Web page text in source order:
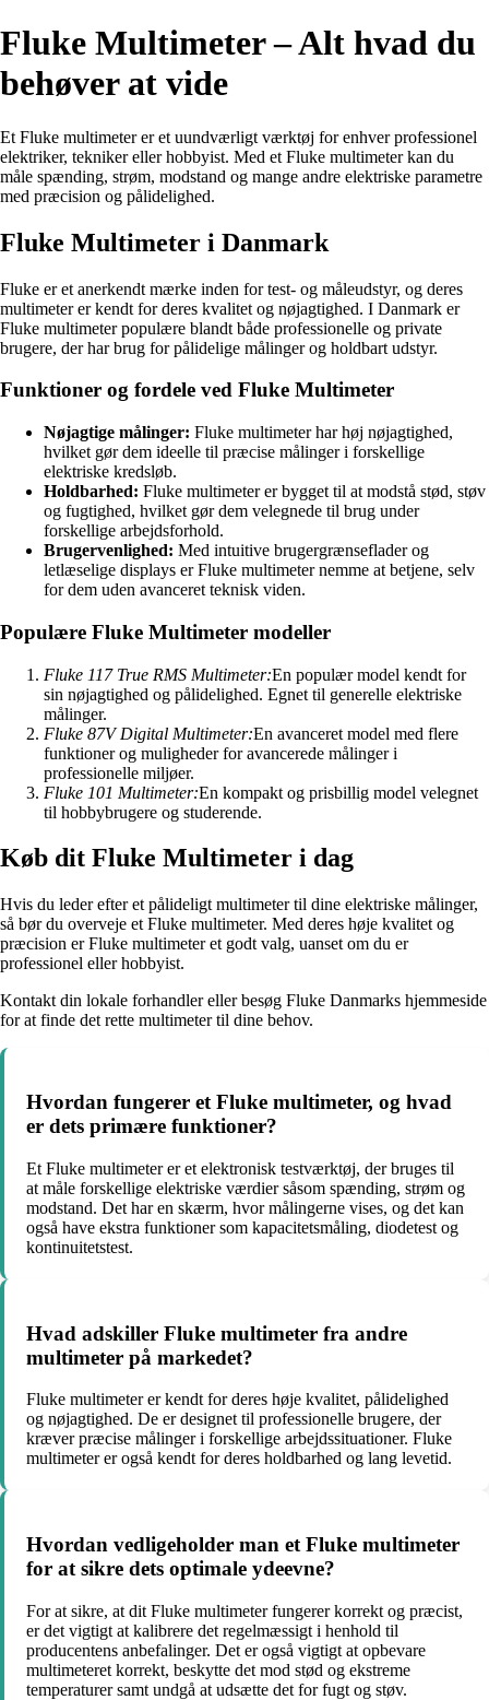
Fluke Multimeter – Alt hvad du
behøver at vide
Et Fluke multimeter er et uundværligt værktøj for enhver professionel
elektriker, tekniker eller hobbyist. Med et Fluke multimeter kan du
måle spænding, strøm, modstand og mange andre elektriske parametre
med præcision og pålidelighed.
Fluke Multimeter i Danmark
Fluke er et anerkendt mærke inden for test- og måleudstyr, og deres
multimeter er kendt for deres kvalitet og nøjagtighed. I Danmark er
Fluke multimeter populære blandt både professionelle og private
brugere, der har brug for pålidelige målinger og holdbart udstyr.
Funktioner og fordele ved Fluke Multimeter
Nøjagtige målinger: Fluke multimeter har høj nøjagtighed,
hvilket gør dem ideelle til præcise målinger i forskellige
elektriske kredsløb.
Holdbarhed: Fluke multimeter er bygget til at modstå stød, støv
og fugtighed, hvilket gør dem velegnede til brug under
forskellige arbejdsforhold.
Brugervenlighed: Med intuitive brugergrænseflader og
letlæselige displays er Fluke multimeter nemme at betjene, selv
for dem uden avanceret teknisk viden.
Populære Fluke Multimeter modeller
Fluke 117 True RMS Multimeter:En populær model kendt for
sin nøjagtighed og pålidelighed. Egnet til generelle elektriske
målinger.
Fluke 87V Digital Multimeter:En avanceret model med flere
funktioner og muligheder for avancerede målinger i
professionelle miljøer.
Fluke 101 Multimeter:En kompakt og prisbillig model velegnet
til hobbybrugere og studerende.
Køb dit Fluke Multimeter i dag
Hvis du leder efter et pålideligt multimeter til dine elektriske målinger,
så bør du overveje et Fluke multimeter. Med deres høje kvalitet og
præcision er Fluke multimeter et godt valg, uanset om du er
professionel eller hobbyist.
Kontakt din lokale forhandler eller besøg Fluke Danmarks hjemmeside
for at finde det rette multimeter til dine behov.
Hvordan fungerer et Fluke multimeter, og hvad
er dets primære funktioner?
Et Fluke multimeter er et elektronisk testværktøj, der bruges til
at måle forskellige elektriske værdier såsom spænding, strøm og
modstand. Det har en skærm, hvor målingerne vises, og det kan
også have ekstra funktioner som kapacitetsmåling, diodetest og
kontinuitetstest.
Hvad adskiller Fluke multimeter fra andre
multimeter på markedet?
Fluke multimeter er kendt for deres høje kvalitet, pålidelighed
og nøjagtighed. De er designet til professionelle brugere, der
kræver præcise målinger i forskellige arbejdssituationer. Fluke
multimeter er også kendt for deres holdbarhed og lang levetid.
Hvordan vedligeholder man et Fluke multimeter
for at sikre dets optimale ydeevne?
For at sikre, at dit Fluke multimeter fungerer korrekt og præcist,
er det vigtigt at kalibrere det regelmæssigt i henhold til
producentens anbefalinger. Det er også vigtigt at opbevare
multimeteret korrekt, beskytte det mod stød og ekstreme
temperaturer samt undgå at udsætte det for fugt og støv.